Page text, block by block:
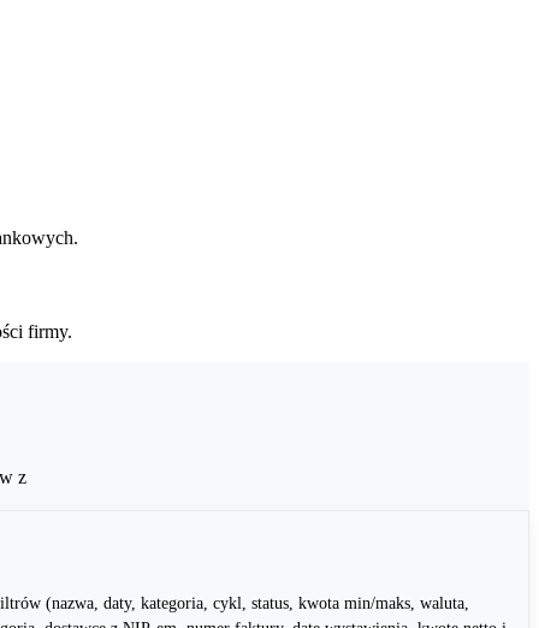
firmy.
z
(nazwa, daty, kategoria, cykl, status, kwota min/maks, waluta,